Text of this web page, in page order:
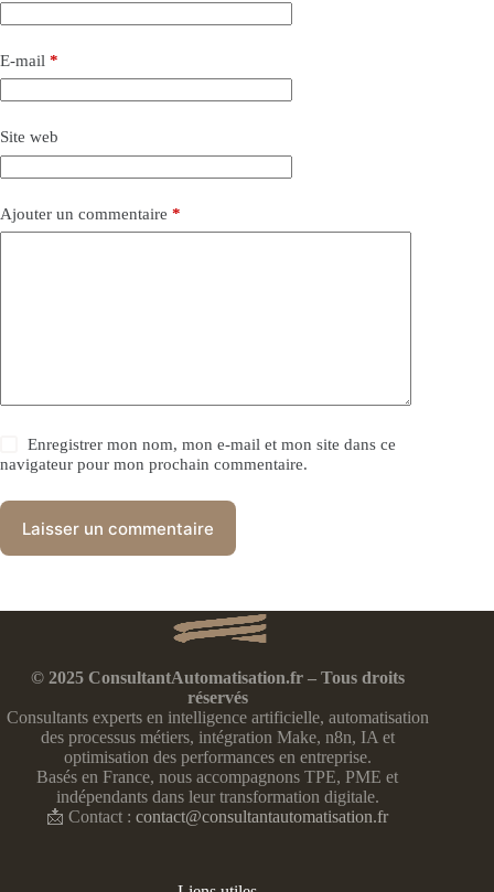
E-mail *
Site web
Ajouter un commentaire *
Enregistrer mon nom, mon e-mail et mon site dans ce
navigateur pour mon prochain commentaire.
Laisser un commentaire
© 2025 ConsultantAutomatisation.fr – Tous droits
réservés
Consultants experts en intelligence artificielle, automatisation
des processus métiers, intégration Make, n8n, IA et
optimisation des performances en entreprise.
Basés en France, nous accompagnons TPE, PME et
indépendants dans leur transformation digitale.
📩 Contact :contact@consultantautomatisation.fr